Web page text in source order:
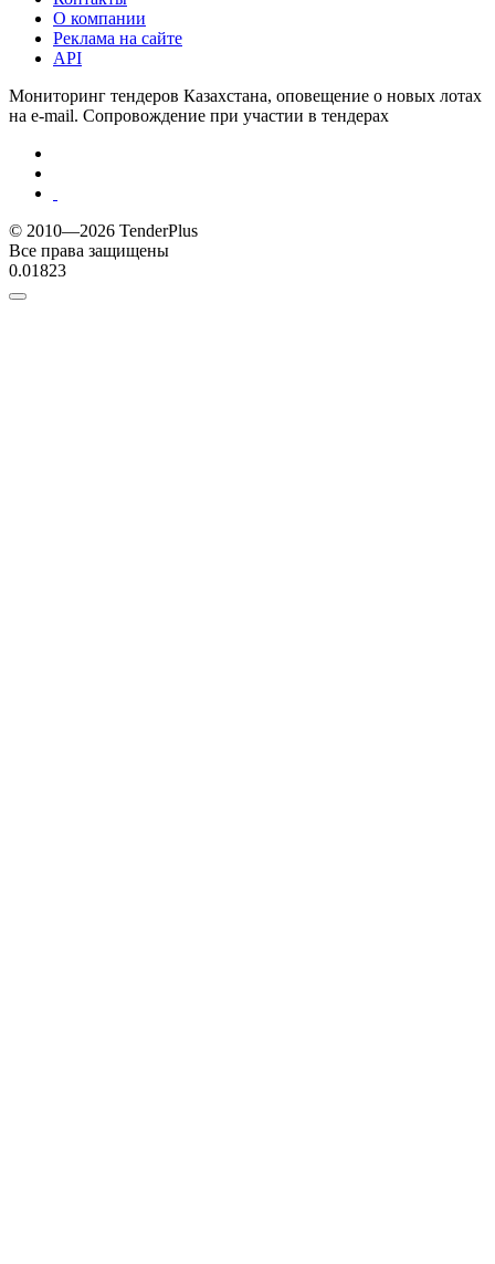
О компании
Реклама на сайте
API
Мониторинг тендеров Казахстана, оповещение о новых лотах
на e-mail. Сопровождение при участии в тендерах
© 2010—2026 TenderPlus
Все права защищены
0.01823